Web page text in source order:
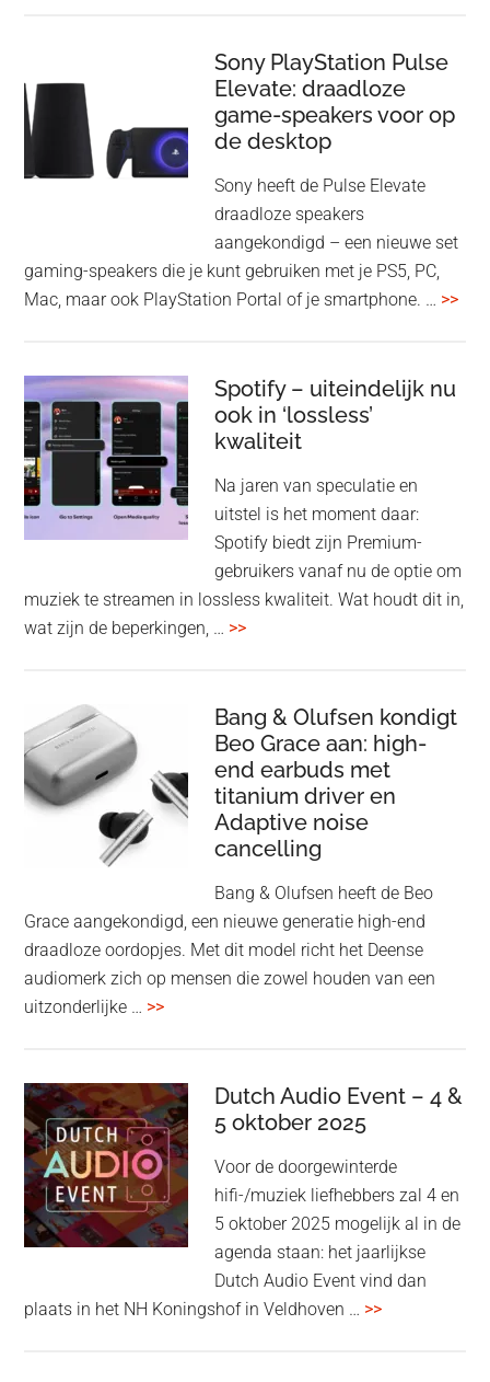
Sony PlayStation Pulse
Elevate: draadloze
game-speakers voor op
de desktop
Sony heeft de Pulse Elevate
draadloze speakers
aangekondigd – een nieuwe set
gaming-speakers die je kunt gebruiken met je PS5, PC,
Mac, maar ook PlayStation Portal of je smartphone. … >>
Spotify – uiteindelijk nu
ook in ‘lossless’
kwaliteit
Na jaren van speculatie en
uitstel is het moment daar:
Spotify biedt zijn Premium-
gebruikers vanaf nu de optie om
muziek te streamen in lossless kwaliteit. Wat houdt dit in,
wat zijn de beperkingen, … >>overSpotify
nu
ook
in
‘lossless’
kwaliteit
Bang & Olufsen kondigt
Beo Grace aan: high-
end earbuds met
titanium driver en
Adaptive noise
cancelling
Bang & Olufsen heeft de Beo
Grace aangekondigd, een nieuwe generatie high-end
draadloze oordopjes. Met dit model richt het Deense
audiomerk zich op mensen die zowel houden van een
uitzonderlijke … >>overBang
kondigt
Beo
Grace
aan:
high-
end
earbuds
titanium
Dutch Audio Event – 4 &
5 oktober 2025
Voor de doorgewinterde
hifi-/muziek liefhebbers zal 4 en
5 oktober 2025 mogelijk al in de
agenda staan: het jaarlijkse
Dutch Audio Event vind dan
plaats in het NH Koningshof in Veldhoven … >>overDutch